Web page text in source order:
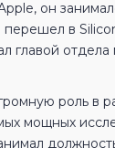
он
в
главой отдела
роль в
мощных